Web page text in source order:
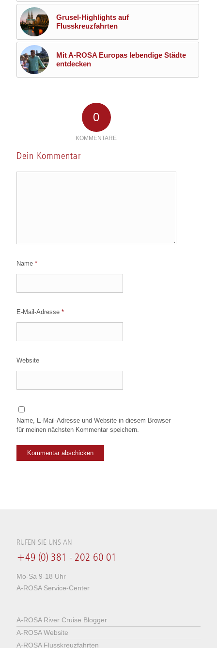
Grusel-Highlights auf
Flusskreuzfahrten
Mit A-ROSA Europas lebendige Städte
entdecken
0
KOMMENTARE
Dein Kommentar
Name *
E-Mail-Adresse *
Website
Name, E-Mail-Adresse und Website in diesem Browser
für meinen nächsten Kommentar speichern.
RUFEN SIE UNS AN
+49 (0) 381 - 202 60 01
Mo-Sa 9-18 Uhr
A-ROSA Service-Center
A-ROSA River Cruise Blogger
A-ROSA Website
A-ROSA Flusskreuzfahrten